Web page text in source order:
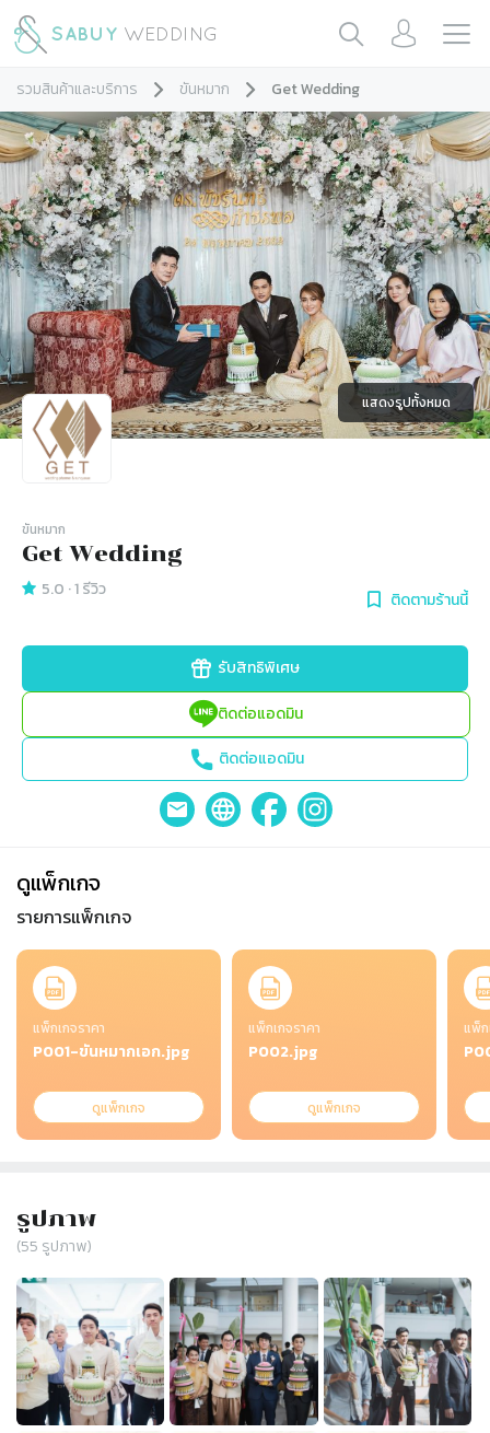
รวมสินค้าและบริการ ขันหมาก Get Wedding
แสดงรูปทั้งหมด
ขันหมาก
Get Wedding
5.0 ·1รีวิว ติดตามร้านนี้
รับสิทธิพิเศษ
ติดต่อแอดมิน
ติดต่อแอดมิน
ดูแพ็กเกจ
รายการแพ็กเกจ
Slide 1 of 4
แพ็กเกจราคา
P001-ขันหมากเอก.jpg
ดูแพ็กเกจ
แพ็กเกจราคา
P002.jpg
ดูแพ็กเกจ
แพ็ก
รูปภาพ
(55 รูปภาพ)